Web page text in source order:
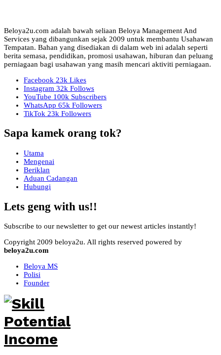
Beloya2u.com adalah bawah seliaan Beloya Management And
Services yang dibangunkan sejak 2009 untuk membantu Usahawan
Tempatan. Bahan yang disediakan di dalam web ini adalah seperti
berita semasa, pendidikan, promosi usahawan, hiburan dan peluang
perniagaan bagi usahawan yang masih mencari aktiviti perniagaan.
Facebook 23k Likes
Instagram 32k Follows
YouTube 100k Subscribers
WhatsApp 65k Followers
TikTok 23k Followers
Sapa kamek orang tok?
Utama
Mengenai
Beriklan
Aduan Cadangan
Hubungi
Lets geng with us!!
Subscribe to our newsletter to get our newest articles instantly!
Copyright 2009 beloya2u. All rights reserved powered by
beloya2u.com
Beloya MS
Polisi
Founder